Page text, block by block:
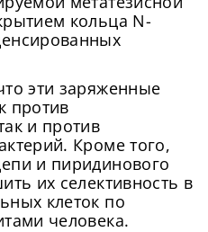
кольца N-
эти заряженные
против
и против
Кроме того,
и пиридинового
их селективность в
клеток по
человека.